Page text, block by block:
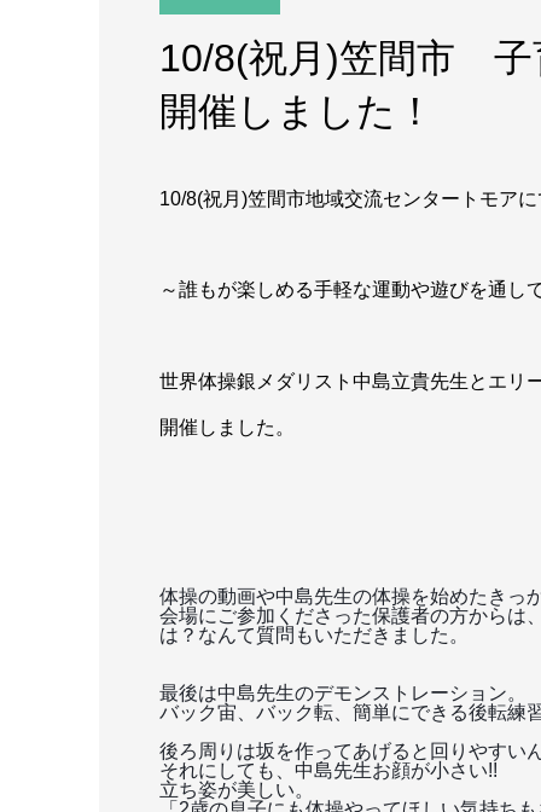
10/8(祝月)笠間市 子
開催しました！
10/8(祝月)笠間市地域交流センタートモアに
～誰もが楽しめる手軽な運動や遊びを通し
世界体操銀メダリスト中島立貴先生とエリ
開催しました。
体操の動画や中島先生の体操を始めたきっ
会場にご参加くださった保護者の方からは
は？ なんて質問もいただきました。
最後は中島先生のデモンストレーション。
バック宙、バック転、 簡単にできる後転練
後ろ周りは坂を作ってあげると回りやすい
それにしても、中島先生お顔が小さい!!
立ち姿が美しい。